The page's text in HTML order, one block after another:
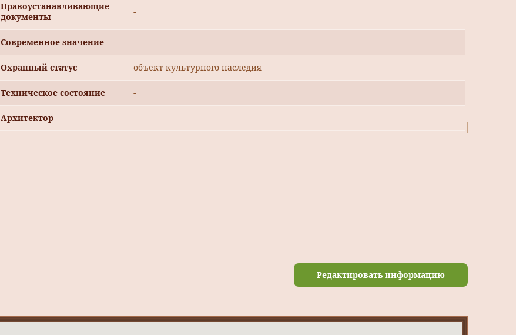
Правоустанавливающие
документы
-
Современное значение -
Охранный статус объект культурного наследия
Техническое состояние -
Архитектор -
Редактировать информацию